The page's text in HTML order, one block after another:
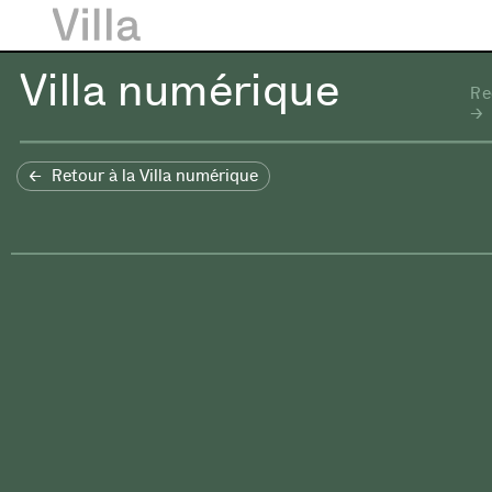
Villa numérique
Retour à la Villa numérique